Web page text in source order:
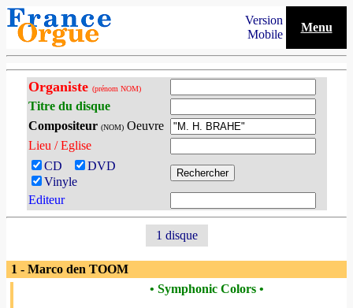
Version
Mobile
Menu
Organiste (prénom NOM)
Titre du disque
Compositeur (NOM)Oeuvre
Lieu / Eglise
CD
DVD
Vinyle
Editeur
1 disque
1 - Marco den TOOM
• Symphonic Colors •